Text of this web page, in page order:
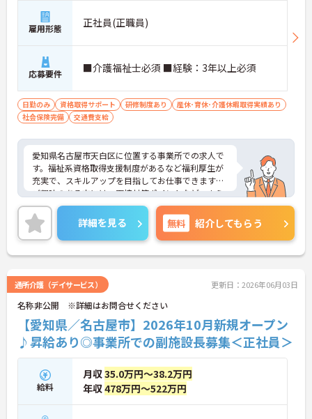
雇用形態 正社員(正職員)
応募要件 ■介護福祉士必須 ■経験：3年以上必須
日勤のみ 資格取得サポート 研修制度あり
産休･育休･介護休暇取得実績あり
社会保険完備
交通費支給
愛知県名古屋市天白区に位置する事業所での求人で
す。福祉系資格取得支援制度があるなど福利厚生が
充実で、スキルアップを目指してお仕事できます◎
ご興味のある方には、面接対策ポイントなど、さら
に詳細をご案内しますのでお気軽にご相談くださ
い！
詳細を見る 無料 紹介してもらう
通所介護（デイサービス） 更新日：2026年06月03日
名称非公開 ※詳細はお問合せください
【愛知県／名古屋市】2026年10月新規オープン
♪昇給あり◎事業所での副施設長募集＜正社員＞
給料
月収35.0万円～38.2万円
年収478万円～522万円